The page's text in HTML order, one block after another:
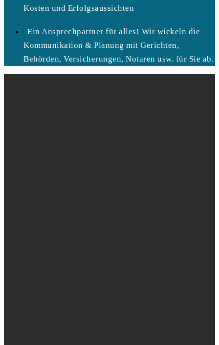
Kosten und Erfolgsaussichten
Ein Ansprechpartner für alles! Wir wickeln die
Kommunikation & Planung mit Gerichten,
Behörden, Versicherungen, Notaren usw. für Sie ab.